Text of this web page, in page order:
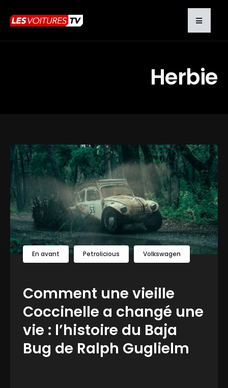
Herbie
En avant Petrolicious Volkswagen
Comment une vieille
Coccinelle a changé une
vie : l’histoire du Baja
Bug de Ralph Guglielm